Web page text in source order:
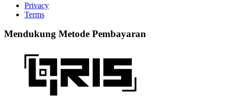
Privacy
Terms
Mendukung Metode Pembayaran